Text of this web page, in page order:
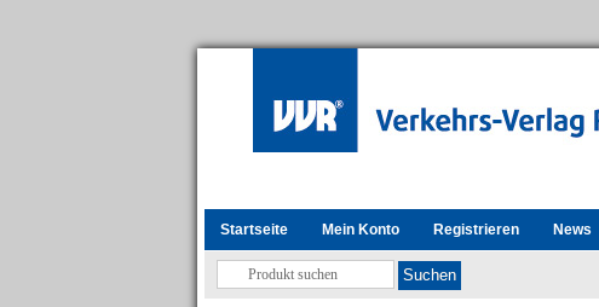
Startseite Mein Konto Registrieren News